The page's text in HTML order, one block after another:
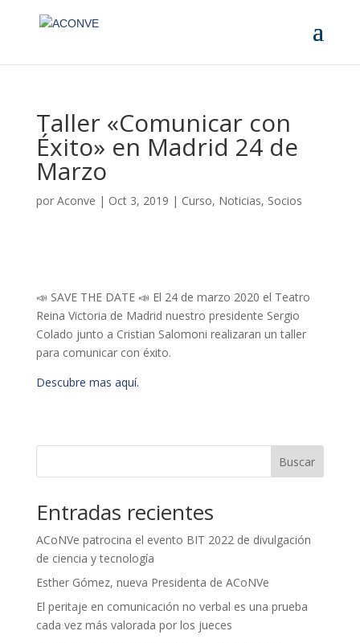
Taller «Comunicar con
Éxito» en Madrid 24 de
Marzo
por Aconve | Oct 3, 2019 | Curso, Noticias, Socios
📣 SAVE THE DATE 📣 El 24 de marzo 2020 el Teatro
Reina Victoria de Madrid nuestro presidente Sergio
Colado junto a Cristian Salomoni realizaran un taller
para comunicar con éxito.
Descubre mas aquí.
Buscar
Entradas recientes
ACoNVe patrocina el evento BIT 2022 de divulgación
de ciencia y tecnología
Esther Gómez, nueva Presidenta de ACoNVe
El peritaje en comunicación no verbal es una prueba
cada vez más valorada por los jueces